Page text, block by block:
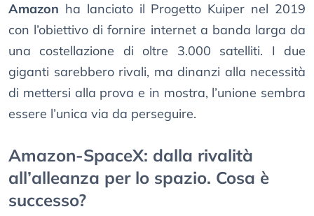
Amazon ha lanciato il Progetto Kuiper nel 2019
con l’obiettivo di fornire internet a banda larga da
una costellazione di oltre 3.000 satelliti. I due
giganti sarebbero rivali, ma dinanzi alla necessità
di mettersi alla prova e in mostra, l’unione sembra
essere l’unica via da perseguire.
Amazon-SpaceX: dalla rivalità
all’alleanza per lo spazio. Cosa è
successo?